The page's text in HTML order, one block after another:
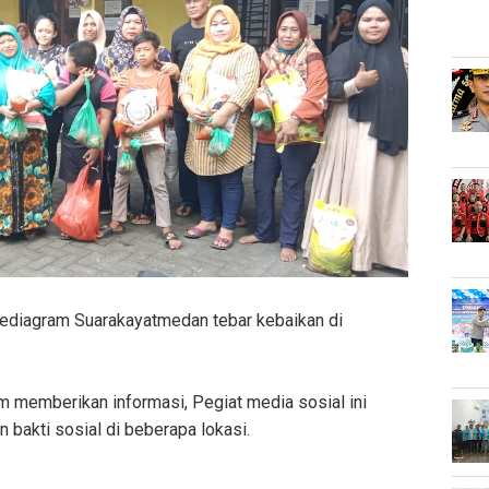
Suarakayatmedan tebar kebaikan di
memberikan informasi, Pegiat media sosial ini
bakti sosial di beberapa lokasi.